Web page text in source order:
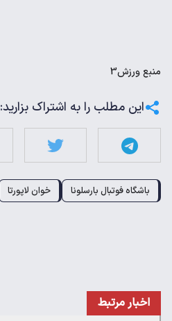
منبعورزش3
این مطلب را به اشتراک بزارید:
باشگاه فوتبال بارسلونا خوان لاپورتا
اخبار مرتبط